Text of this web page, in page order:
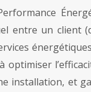
entre un client
à optimiser
installation, et